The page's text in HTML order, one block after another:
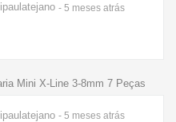
- 5 meses atrás
Mini X-Line 3-8mm 7 Peças
- 5 meses atrás